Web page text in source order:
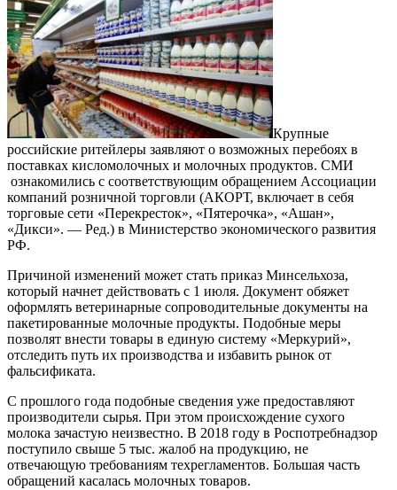
Крупные
российские ритейлеры заявляют о возможных перебоях в
поставках кисломолочных и молочных продуктов. СМИ
ознакомились с соответствующим обращением Ассоциации
компаний розничной торговли (АКОРТ, включает в себя
торговые сети «Перекресток», «Пятерочка», «Ашан»,
«Дикси». — Ред.) в Министерство экономического развития
РФ.
Причиной изменений может стать приказ Минсельхоза,
который начнет действовать с 1 июля. Документ обяжет
оформлять ветеринарные сопроводительные документы на
пакетированные молочные продукты. Подобные меры
позволят внести товары в единую систему «Меркурий»,
отследить путь их производства и избавить рынок от
фальсификата.
С прошлого года подобные сведения уже предоставляют
производители сырья. При этом происхождение сухого
молока зачастую неизвестно. В 2018 году в Роспотребнадзор
поступило свыше 5 тыс. жалоб на продукцию, не
отвечающую требованиям техрегламентов. Большая часть
обращений касалась молочных товаров.